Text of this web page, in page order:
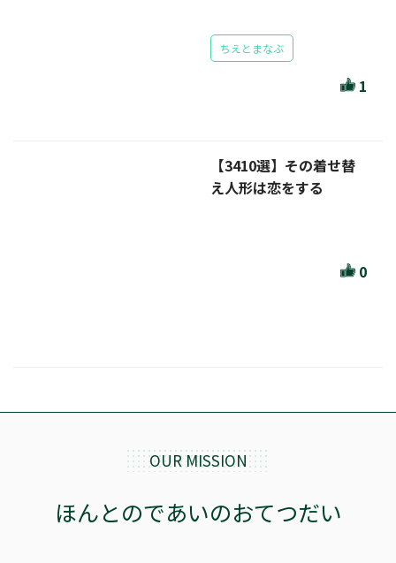
ちえとまなぶ
1
【3410選】その着せ替
え人形は恋をする
0
OUR MISSION
ほんとのであいのおてつだい